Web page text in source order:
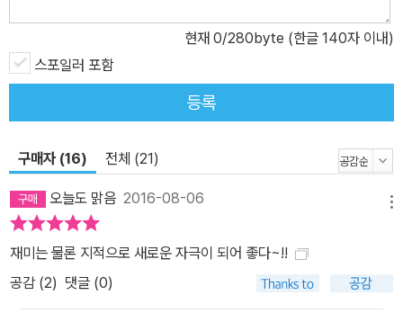
행성을 소모하는 자기 파괴적 생활 방식을 계속한다면 종말로 치달을
수밖에 없다는 것, 인류는 자신을 탈바꿈시켜 스스로 구원의 길을 찾
아내야 한다는 것이 바로 그 메시지다.
현재 0/280byte (한글 140자 이내)
스포일러 포함
등록
구매자 (16) 전체 (21)
오늘도 맑음 2016-08-06
재미는 물론 지적으로 새로운 자극이 되어 좋다~!!
공감 (2) 댓글 (0)